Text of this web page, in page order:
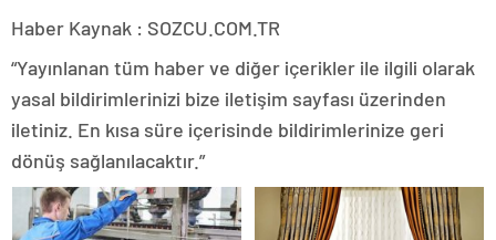
Haber Kaynak : SOZCU.COM.TR
“Yayınlanan tüm haber ve diğer içerikler ile ilgili olarak
yasal bildirimlerinizi bize iletişim sayfası üzerinden
iletiniz. En kısa süre içerisinde bildirimlerinize geri
dönüş sağlanılacaktır.”